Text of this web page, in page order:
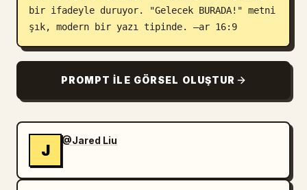
bir ifadeyle duruyor. "Gelecek BURADA!" metni
şık, modern bir yazı tipinde. –ar 16:9
PROMPT ILE GÖRSEL OLUŞTUR
J
@Jared Liu